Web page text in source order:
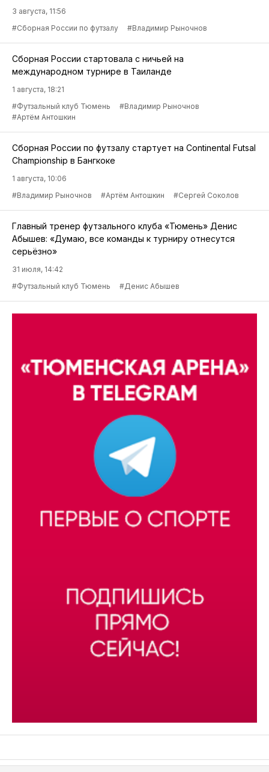
3 августа, 11:56
#Сборная России по футзалу
#Владимир Рыночнов
Сборная России стартовала с ничьей на
международном турнире в Таиланде
1 августа, 18:21
#Футзальный клуб Тюмень
#Владимир Рыночнов
#Артём Антошкин
Сборная России по футзалу стартует на Continental Futsal
Championship в Бангкоке
1 августа, 10:06
#Владимир Рыночнов
#Артём Антошкин #Сергей Соколов
Главный тренер футзального клуба «Тюмень» Денис
Абышев: «Думаю, все команды к турниру отнесутся
серьёзно»
31 июля, 14:42
#Футзальный клуб Тюмень
#Денис Абышев